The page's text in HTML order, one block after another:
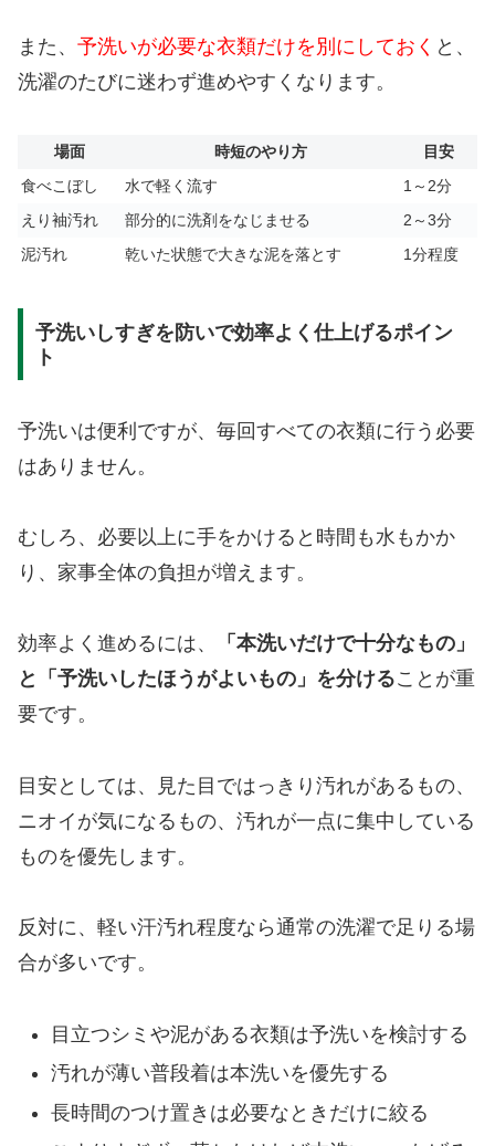
また、 予洗いが必要な衣類だけを別にしておく と、
洗濯のたびに迷わず進めやすくなります。
場面 時短のやり方
目安
食べこぼし
水で軽く流す
1～2分
えり袖汚れ
部分的に洗剤をなじませる
2～3分
泥汚れ
乾いた状態で大きな泥を落とす 1分程度
予洗いしすぎを防いで効率よく仕上げるポイン
ト
予洗いは便利ですが、毎回すべての衣類に行う必要
はありません。
むしろ、必要以上に手をかけると時間も水もかか
り、家事全体の負担が増えます。
効率よく進めるには、
「本洗いだけで十分なもの」
と「予洗いしたほうがよいもの」を分けることが重
要です。
目安としては、見た目ではっきり汚れがあるもの、
ニオイが気になるもの、汚れが一点に集中している
ものを優先します。
反対に、軽い汗汚れ程度なら通常の洗濯で足りる場
合が多いです。
目立つシミや泥がある衣類は予洗いを検討する
汚れが薄い普段着は本洗いを優先する
長時間のつけ置きは必要なときだけに絞る